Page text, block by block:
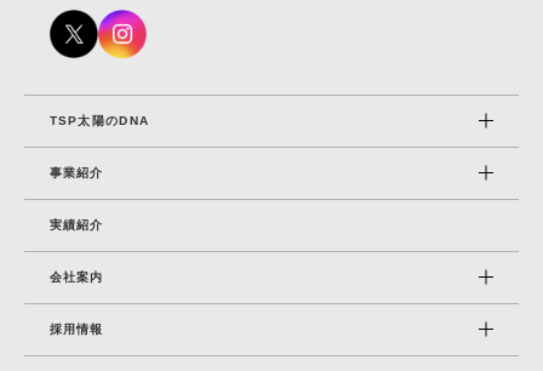
TSP太陽のDNA
事業紹介
実績紹介
会社案内
採⽤情報